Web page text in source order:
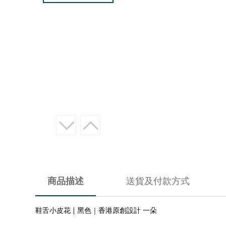
商品描述 送貨及付款方式
鞋舌小皮花 | 黑色｜香港原創設計 一朵